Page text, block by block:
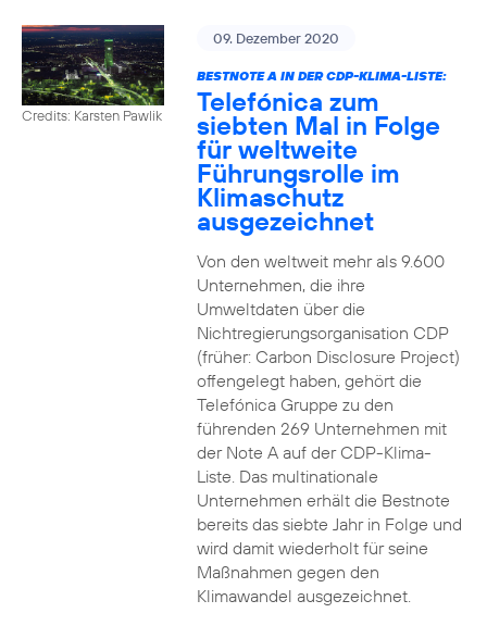
Credits: Karsten Pawlik
09. Dezember 2020
BESTNOTE A IN DER CDP-KLIMA-LISTE:
Telefónica zum
siebten Mal in Folge
für weltweite
Führungsrolle im
Klimaschutz
ausgezeichnet
Von den weltweit mehr als 9.600
Unternehmen, die ihre
Umweltdaten über die
Nichtregierungsorganisation CDP
(früher: Carbon Disclosure Project)
offengelegt haben, gehört die
Telefónica Gruppe zu den
führenden 269 Unternehmen mit
der Note A auf der CDP-Klima-
Liste. Das multinationale
Unternehmen erhält die Bestnote
bereits das siebte Jahr in Folge und
wird damit wiederholt für seine
Maßnahmen gegen den
Klimawandel ausgezeichnet.